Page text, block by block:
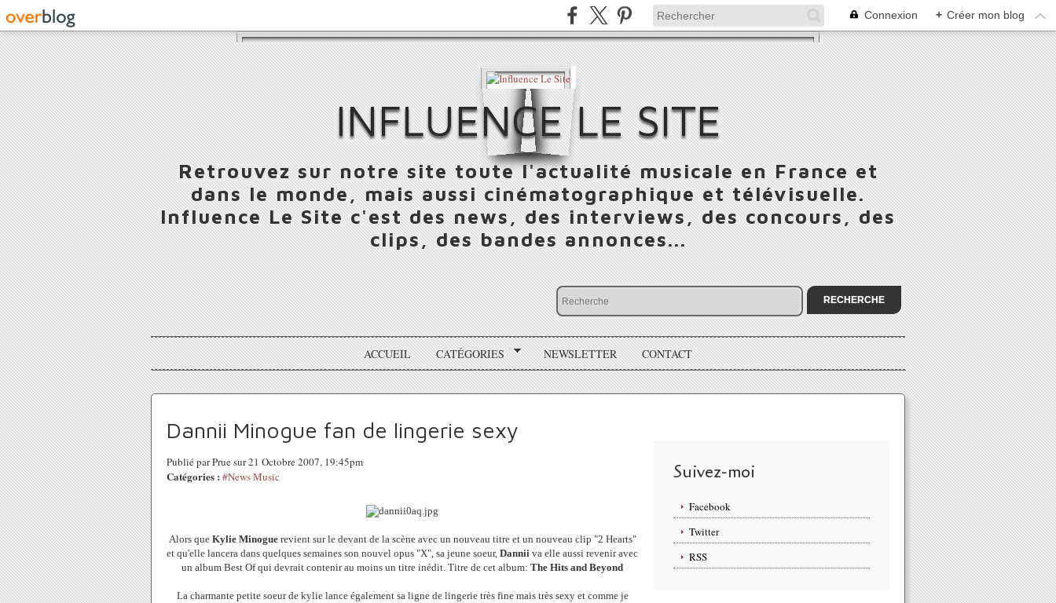
Connexion + Créer mon blog
INFLUENCE LE SITE
Retrouvez sur notre site toute l'actualité musicale en France et
dans le monde, mais aussi cinématographique et télévisuelle.
Influence Le Site c'est des news, des interviews, des concours, des
clips, des bandes annonces...
ACCUEIL CATÉGORIES NEWSLETTER CONTACT
Dannii Minogue fan de lingerie sexy
Publié par Prue sur 21 Octobre 2007, 19:45pm
Catégories : #News Music
Alors que Kylie Minoguerevient sur le devant de la scène avec un nouveau titre et un nouveau clip "2 Hearts"
et qu'elle lancera dans quelques semaines son nouvel opus "X", sa jeune soeur, Dannii va elle aussi revenir avec
un album Best Of qui devrait contenir au moins un titre inédit. Titre de cet album: The Hits and Beyond
La charmante petite soeur de kylie lance également sa ligne de lingerie très fine mais très sexy et comme je
Suivez-moi
Facebook
Twitter
RSS